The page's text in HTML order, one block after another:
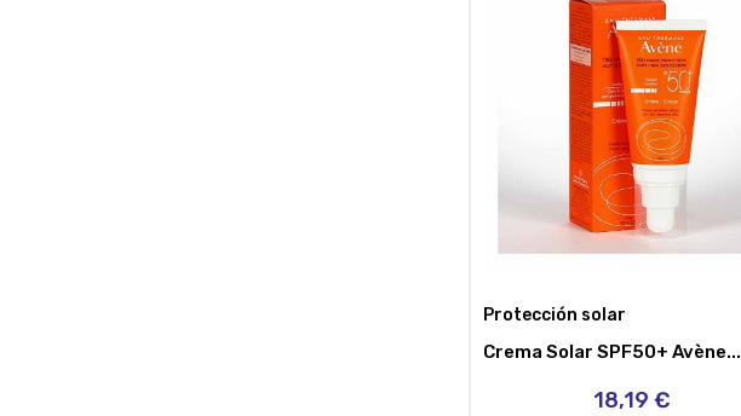
Protección solar
Crema Solar SPF50+ Avène...
Precio
18,19 €